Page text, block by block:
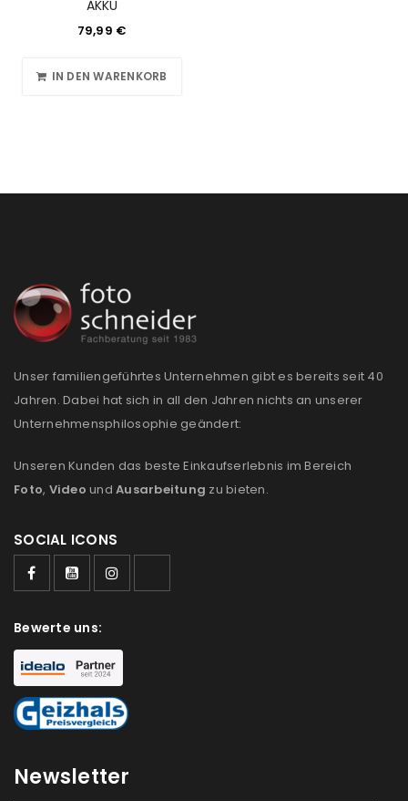
ANMELDEN
Benutzername oder E-Mail-Adresse
Passwort*
Anmeldeformular geschützt durch
AKKU
79,99 €
IN DEN WARENKORB
Unser familiengeführtes Unternehmen gibt es bereits seit 40
Jahren. Dabei hat sich in all den Jahren nichts an unserer
Unternehmensphilosophie geändert:
Unseren Kunden das beste Einkaufserlebnis im Bereich
Foto, Video und Ausarbeitung zu bieten.
SOCIAL ICONS
Bewerte uns:
Newsletter